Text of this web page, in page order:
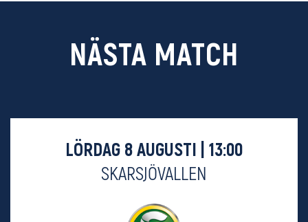
NÄSTA MATCH
LÖRDAG 8 AUGUSTI | 13:00
SKARSJÖVALLEN